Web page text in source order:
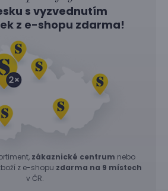
s vyzvednutím
z e-shopu zdarma!
zákaznické centrum nebo
z e-shopu zdarma na 9 místech
v ČR.